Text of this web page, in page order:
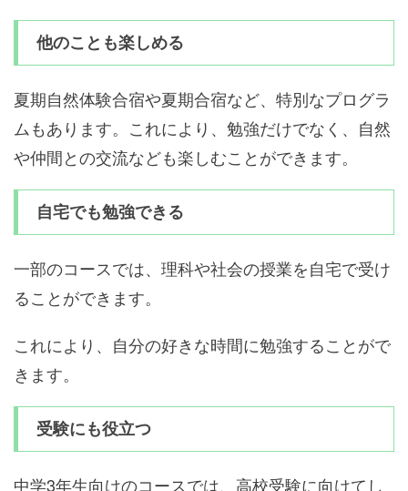
他のことも楽しめる
夏期自然体験合宿や夏期合宿など、特別なプログラ
ムもあります。これにより、勉強だけでなく、自然
や仲間との交流なども楽しむことができます。
自宅でも勉強できる
一部のコースでは、理科や社会の授業を自宅で受け
ることができます。
これにより、自分の好きな時間に勉強することがで
きます。
受験にも役立つ
中学3年生向けのコースでは、高校受験に向けてし